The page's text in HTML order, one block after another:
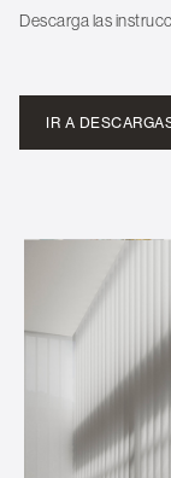
Descarga las
IR A